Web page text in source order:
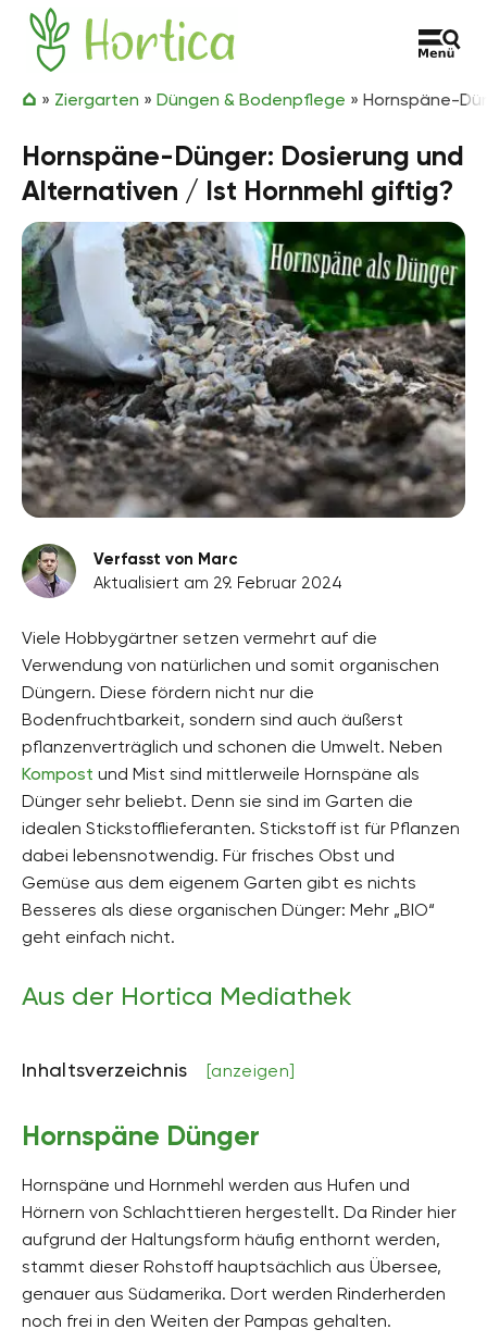
Zum Inhalt springen
Hortica
» Ziergarten » Düngen & Bodenpflege » Hornspäne-
Hornspäne-Dünger: Dosierung und
Alternativen / Ist Hornmehl giftig?
Verfasst von Marc
Aktualisiert am 29. Februar 2024
Viele Hobbygärtner setzen vermehrt auf die
Verwendung von natürlichen und somit organischen
Düngern. Diese fördern nicht nur die
Bodenfruchtbarkeit, sondern sind auch äußerst
pflanzenverträglich und schonen die Umwelt. Neben
Kompost und Mist sind mittlerweile Hornspäne als
Dünger sehr beliebt. Denn sie sind im Garten die
idealen Stickstofflieferanten. Stickstoff ist für Pflanzen
dabei lebensnotwendig. Für frisches Obst und
Gemüse aus dem eigenem Garten gibt es nichts
Besseres als diese organischen Dünger: Mehr „BIO“
geht einfach nicht.
Aus der Hortica Mediathek
Inhaltsverzeichnis [anzeigen]
Hornspäne Dünger
Hornspäne und Hornmehl werden aus Hufen und
Hörnern von Schlachttieren hergestellt. Da Rinder hier
aufgrund der Haltungsform häufig enthornt werden,
stammt dieser Rohstoff hauptsächlich aus Übersee,
genauer aus Südamerika. Dort werden Rinderherden
noch frei in den Weiten der Pampas gehalten.